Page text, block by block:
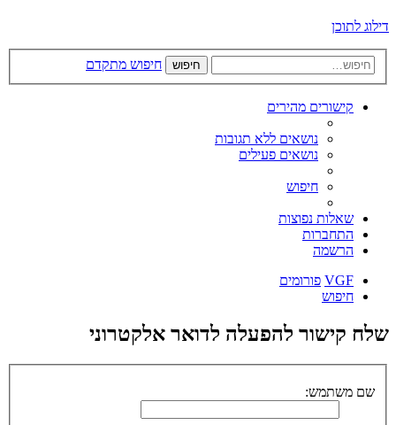
דילוג לתוכן
חיפוש חיפוש מתקדם
קישורים מהירים
נושאים ללא תגובות
נושאים פעילים
חיפוש
שאלות נפוצות
התחברות
הרשמה
VGF פורומים
חיפוש
שלח קישור להפעלה לדואר אלקטרוני
שם משתמש: